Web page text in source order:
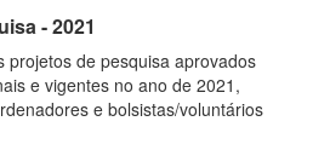
- 2021
projetos de pesquisa aprovados
e vigentes no ano de 2021,
e bolsistas/voluntários